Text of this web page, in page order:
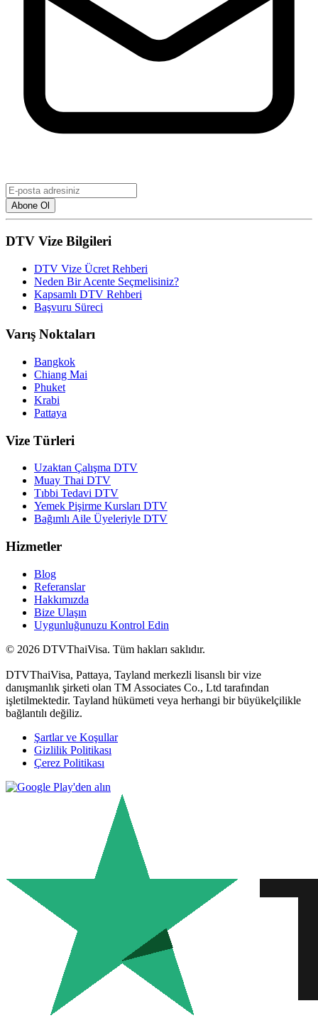
Abone Ol
DTV Vize Bilgileri
DTV Vize Ücret Rehberi
Neden Bir Acente Seçmelisiniz?
Kapsamlı DTV Rehberi
Başvuru Süreci
Varış Noktaları
Bangkok
Chiang Mai
Phuket
Krabi
Pattaya
Vize Türleri
Uzaktan Çalışma DTV
Muay Thai DTV
Tıbbi Tedavi DTV
Yemek Pişirme Kursları DTV
Bağımlı Aile Üyeleriyle DTV
Hizmetler
Blog
Referanslar
Hakkımızda
Bize Ulaşın
Uygunluğunuzu Kontrol Edin
© 2026 DTVThaiVisa. Tüm hakları saklıdır.
DTVThaiVisa, Pattaya, Tayland merkezli lisanslı bir vize
danışmanlık şirketi olan TM Associates Co., Ltd tarafından
işletilmektedir. Tayland hükümeti veya herhangi bir büyükelçilikle
bağlantılı değiliz.
Şartlar ve Koşullar
Gizlilik Politikası
Çerez Politikası